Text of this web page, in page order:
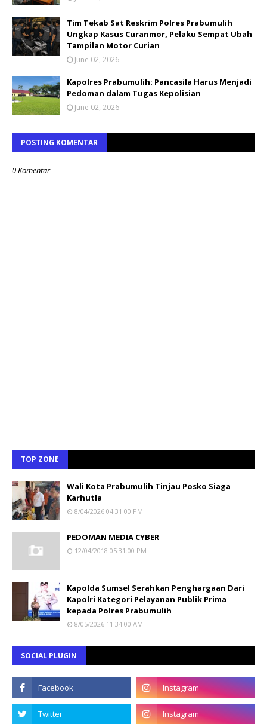
Tim Tekab Sat Reskrim Polres Prabumulih
Ungkap Kasus Curanmor, Pelaku Sempat Ubah
Tampilan Motor Curian
June 02, 2026
Kapolres Prabumulih: Pancasila Harus Menjadi
Pedoman dalam Tugas Kepolisian
June 02, 2026
POSTING KOMENTAR
0 Komentar
TOP ZONE
Wali Kota Prabumulih Tinjau Posko Siaga
Karhutla
8/04/2026 04:31:00 PM
PEDOMAN MEDIA CYBER
12/04/2018 05:31:00 PM
Kapolda Sumsel Serahkan Penghargaan Dari
Kapolri Kategori Pelayanan Publik Prima
kepada Polres Prabumulih
8/05/2026 11:34:00 AM
SOCIAL PLUGIN